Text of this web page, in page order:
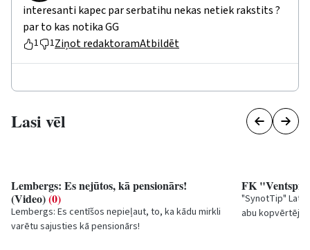
interesanti kapec par serbatihu nekas netiek rakstits ?
par to kas notika GG
1 1Ziņot redaktoramAtbildēt
Lasi vēl
Lembergs: Es nejūtos, kā pensionārs!
(Video)(0)
Lembergs: Es centīšos nepieļaut, to, ka kādu mirkli
varētu sajusties kā pensionārs!
FK
"SynotTip"
abu